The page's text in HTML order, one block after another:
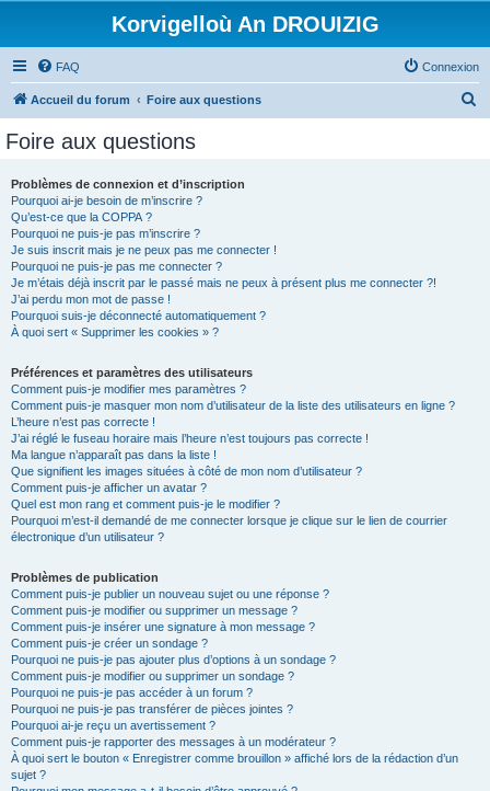
Korvigelloù An DROUIZIG
FAQ Connexion
Accueil du forum Foire aux questions
Foire aux questions
Problèmes de connexion et d’inscription
Pourquoi ai-je besoin de m’inscrire ?
Qu’est-ce que la COPPA ?
Pourquoi ne puis-je pas m’inscrire ?
Je suis inscrit mais je ne peux pas me connecter !
Pourquoi ne puis-je pas me connecter ?
Je m’étais déjà inscrit par le passé mais ne peux à présent plus me connecter ?!
J’ai perdu mon mot de passe !
Pourquoi suis-je déconnecté automatiquement ?
À quoi sert « Supprimer les cookies » ?
Préférences et paramètres des utilisateurs
Comment puis-je modifier mes paramètres ?
Comment puis-je masquer mon nom d’utilisateur de la liste des utilisateurs en ligne ?
L’heure n’est pas correcte !
J’ai réglé le fuseau horaire mais l’heure n’est toujours pas correcte !
Ma langue n’apparaît pas dans la liste !
Que signifient les images situées à côté de mon nom d’utilisateur ?
Comment puis-je afficher un avatar ?
Quel est mon rang et comment puis-je le modifier ?
Pourquoi m’est-il demandé de me connecter lorsque je clique sur le lien de courrier
électronique d’un utilisateur ?
Problèmes de publication
Comment puis-je publier un nouveau sujet ou une réponse ?
Comment puis-je modifier ou supprimer un message ?
Comment puis-je insérer une signature à mon message ?
Comment puis-je créer un sondage ?
Pourquoi ne puis-je pas ajouter plus d’options à un sondage ?
Comment puis-je modifier ou supprimer un sondage ?
Pourquoi ne puis-je pas accéder à un forum ?
Pourquoi ne puis-je pas transférer de pièces jointes ?
Pourquoi ai-je reçu un avertissement ?
Comment puis-je rapporter des messages à un modérateur ?
À quoi sert le bouton « Enregistrer comme brouillon » affiché lors de la rédaction d’un
sujet ?